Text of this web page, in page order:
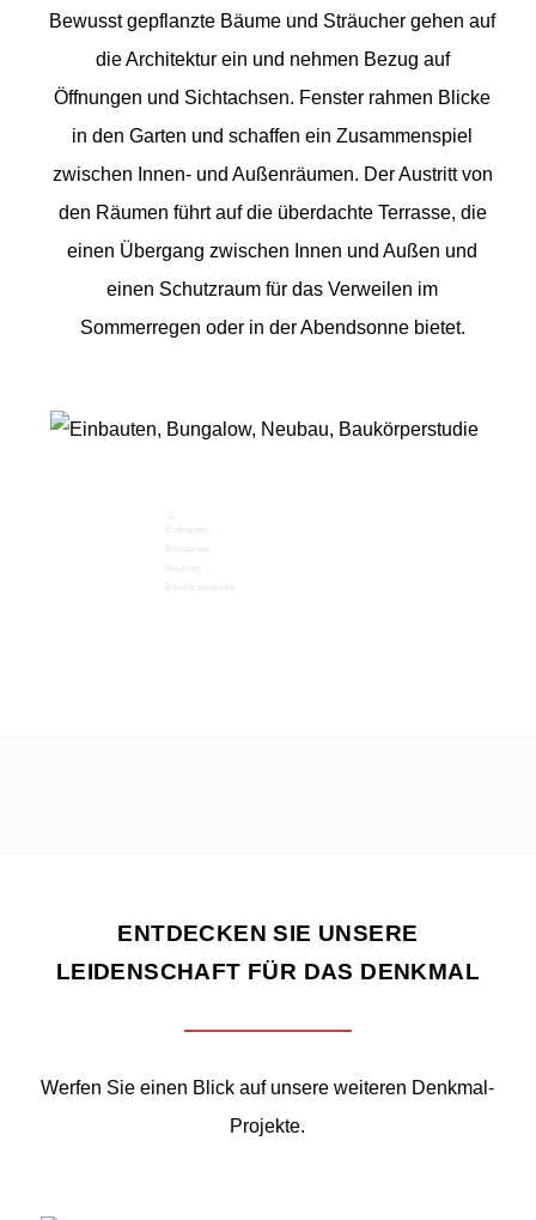
Bewusst gepflanzte Bäume und Sträucher gehen auf
die Architektur ein und nehmen Bezug auf
Öffnungen und Sichtachsen. Fenster rahmen Blicke
in den Garten und schaffen ein Zusammenspiel
zwischen Innen- und Außenräumen. Der Austritt von
den Räumen führt auf die überdachte Terrasse, die
einen Übergang zwischen Innen und Außen und
einen Schutzraum für das Verweilen im
Sommerregen oder in der Abendsonne bietet.
ENTDECKEN SIE UNSERE
LEIDENSCHAFT FÜR DAS DENKMAL
Werfen Sie einen Blick auf unsere weiteren Denkmal-
Projekte.